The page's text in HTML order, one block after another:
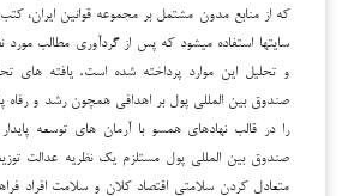
که از منابع مدون مشتمل بر مجموعه قوانین ایران،
سایت­ها استفاده می­شود که پس از گردآوری مطالب مورد
و تحلیل این موارد پرداخته شده است. یافته های
صندوق بین المللی پول بر اهدافی همچون رشد و رفاه
را در قالب نهادهای همسو با آرمان های توسعه
صندوق بین المللی پول مستلزم یک نظریه عدالت
متعادل کردن سلامتی اقتصاد کلان و سلامت افراد